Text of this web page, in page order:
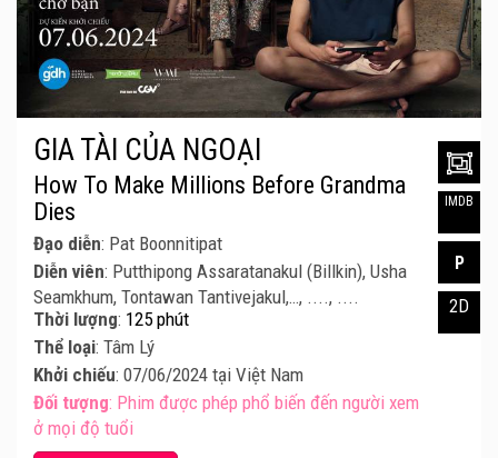
GIA TÀI CỦA NGOẠI
How To Make Millions Before Grandma
Dies
Đạo diễn: Pat Boonnitipat
Diễn viên: Putthipong Assaratanakul (Billkin), Usha
Seamkhum, Tontawan Tantivejakul,…, ...., ....
Thời lượng: 125 phút
Thể loại: Tâm Lý
Khởi chiếu: 07/06/2024 tại Việt Nam
Đối tượng: Phim được phép phổ biến đến người xem
ở mọi độ tuổi
IMDB
P
2D